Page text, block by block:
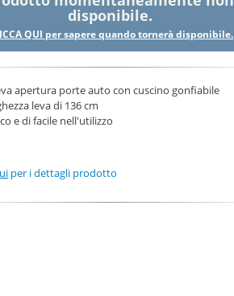
disponibile.
QUI per sapere quando tornerà disponibile.
apertura porte auto con cuscino gonfiabile
leva di 136 cm
e di facile nell'utilizzo
per i dettagli prodotto